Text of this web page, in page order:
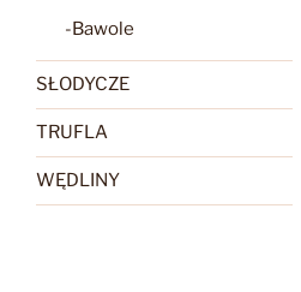
-Bawole
SŁODYCZE
TRUFLA
WĘDLINY